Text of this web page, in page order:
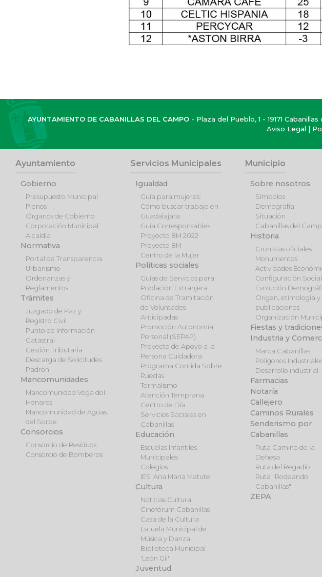
AYUNTAMIENTO DE CABANILLAS DEL CAMPO - Plaza del Pueblo, 1 - 19171
Aviso Legal |
Ayuntamiento
Gobierno
Presupuesto Municipal
Plenos
Órganos de Gobierno
Corporación Municipal
Alcaldía
Normativa
Portal de Transparencia
Urbanismo
Ordenanzas y
Reglamentos
Trámites
Juzgado de Paz y
Registro Civil
Punto de Información
Catastral
Gestión Tributaria
Descarga de Solicitudes
Padrón
Mancomunidades
Mancomunidad Vega del
Henares
Mancomunidad de Aguas
del Sorbe
Consorcios
Consorcio de Residuos
Consorcio de Bomberos
Servicios Municipales
Igualdad
Guía para mujeres:
Cómo buscar trabajo en
Guadalajara
Guía Corresponsables
Proyecto 8M 2022
Proyecto 8M
Centro de la Mujer
Políticas sociales
Guías de Servicios para
Población Extranjera
Oficina de Tramitación
de Voluntades
Anticipadas
Promoción Autonomía
Personal (SEPAP)
Proyecto de Apoyo a la
Persona Cuidadora
Programa Comida Sobre
Ruedas
Termalismo
Atención Temprana
Centro de Día
Servicios Sociales en
Cabanillas
Educación
Escuelas Infantiles
Municipales
Colegios
IES 'Ana María Matute'
Cultura
Noticias Cultura
Cinefórum Cabanillas
Casa de la Cultura
Escuela Municipal de
Música y Danza
Biblioteca Municipal
'León Gil'
Juventud
Municipio
Sobre nosotros
Símbolos
Demografía
Situación
Cabanillas del
Historia
Cronistas oficiales
Monumentos
Actividades
Configuración Social
Evolución
Origen, etimología y
publicaciones
Organización
Fiestas y
Industria y
Marca Cabanillas
Polígonos
Desarrollo industrial
Farmacias
Notaría
Callejero
Caminos Rurales
Senderismo por
Cabanillas
Ruta Camino de la
Dehesa
Ruta del Regadío
Ruta "Rodeando
Cabanillas"
ZEPA